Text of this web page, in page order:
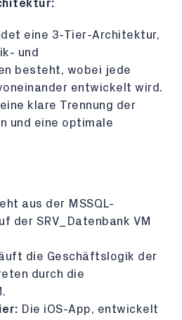
eine 3-Tier-Architektur,
und
besteht, wobei jede
entwickelt wird.
klare Trennung der
und eine optimale
aus der MSSQL-
der SRV_Datenbank VM
die Geschäftslogik der
durch die
Die iOS-App, entwickelt